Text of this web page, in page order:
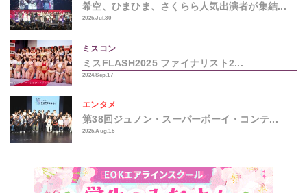
希空、ひまひま、さくらら人気出演者が集結...
2026.Jul.30
ミスコン
ミスFLASH2025 ファイナリスト2...
2024.Sep.17
エンタメ
第38回ジュノン・スーパーボーイ・コンテ...
2025.Aug.15